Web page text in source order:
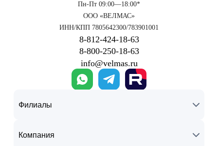
Пн-Пт 09:00—18:00*
ООО «ВЕЛМАС»
ИНН/КПП 7805642300/783901001
8‑812‑424‑18‑63
8‑800‑250‑18‑63
info@velmas.ru
Филиалы
Компания